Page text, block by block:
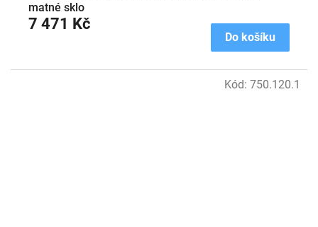
matné sklo
7 471 Kč
Do košíku
Kód: 750.120.1